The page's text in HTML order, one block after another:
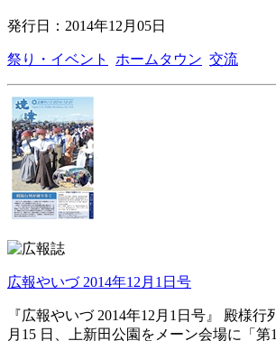
発行日：2014年12月05日
祭り・イベント ホームタウン 交流
広報やいづ 2014年12月1日号
『広報やいづ 2014年12月1日号』 殿様
月15 日、上新田公園をメーン会場に「第